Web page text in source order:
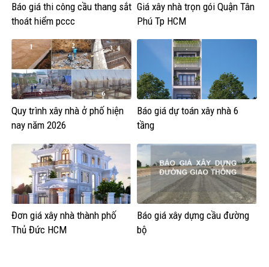
Báo giá thi công cầu thang sắt
thoát hiểm pccc
Giá xây nhà trọn gói Quận Tân
Phú Tp HCM
Quy trình xây nhà ở phố hiện
nay năm 2026
Báo giá dự toán xây nhà 6
tầng
Đơn giá xây nhà thành phố
Thủ Đức HCM
Báo giá xây dựng cầu đường
bộ